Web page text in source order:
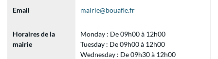
Email mairie@bouafle.fr
Horaires de la
mairie
Monday : De 09h00 à 12h00
Tuesday : De 09h00 à 12h00
Wednesday : De 09h30 à 12h00